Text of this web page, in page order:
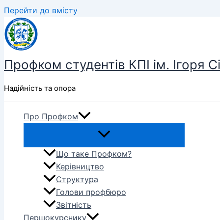
Перейти до вмісту
Профком студентів КПІ ім. Ігоря
Надійність та опора
Про Профком
Що таке Профком?
Керівництво
Структура
Голови профбюро
Звітність
Першокурснику